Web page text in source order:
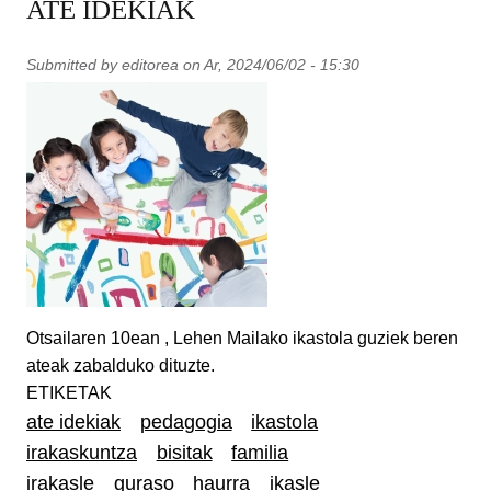
ATE IDEKIAK
Submitted by editorea on Ar, 2024/06/02 - 15:30
Otsailaren 10ean , Lehen Mailako ikastola guziek beren
ateak zabalduko dituzte.
ETIKETAK
ate idekiak pedagogia
ikastola
irakaskuntza
bisitak
familia
irakasle
guraso haurra
ikasle